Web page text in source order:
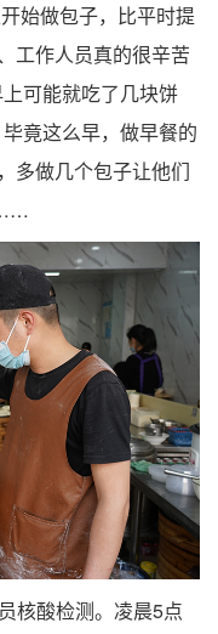
始做包子，比平时提
工作人员真的很辛苦
可能就吃了几块饼
竟这么早，做早餐的
多做几个包子让他们
酸检测。凌晨5点